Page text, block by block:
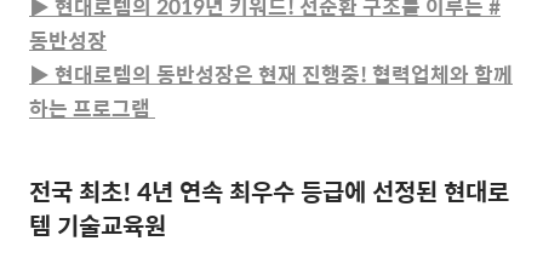
동반성장
▶ 현대로템의 동반성장은 현재 진행중! 협력업체와 함께
하는 프로그램
전국 최초! 4년 연속 최우수 등급에 선정된 현대로
템 기술교육원